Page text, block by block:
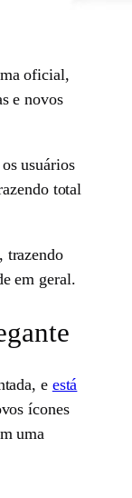
oficial,
e novos
usuários
total
trazendo
em geral.
e está
ícones
uma